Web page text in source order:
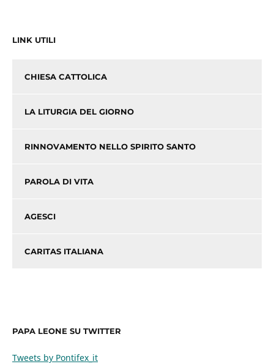
LINK UTILI
CHIESA CATTOLICA
LA LITURGIA DEL GIORNO
RINNOVAMENTO NELLO SPIRITO SANTO
PAROLA DI VITA
AGESCI
CARITAS ITALIANA
PAPA LEONE SU TWITTER
Tweets by Pontifex_it